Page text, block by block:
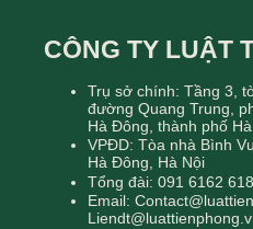
CÔNG TY LUẬT
Trụ sở chính: Tầng 3,
đường Quang Trung,
Hà Đông, thành phố
VPĐD: Tòa nhà Bình
Hà Đông, Hà Nội
Tổng đài: 091 6162
Email: